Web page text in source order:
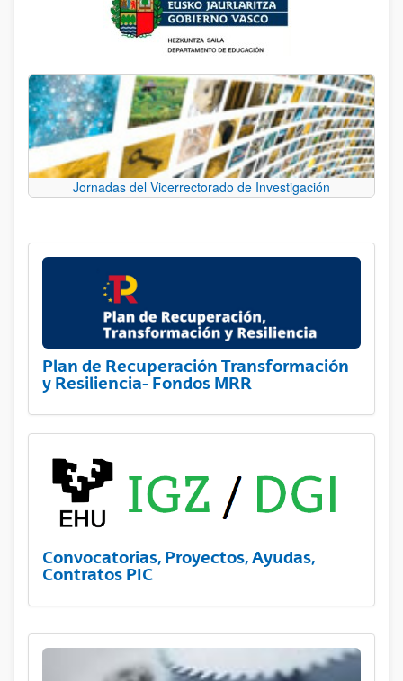
Jornadas del Vicerrectorado de Investigación
Plan de Recuperación Transformación
y Resiliencia- Fondos MRR
Convocatorias, Proyectos, Ayudas,
Contratos PIC